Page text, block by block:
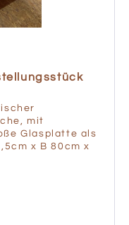
mit
Glasplatte als
x B 80cm x